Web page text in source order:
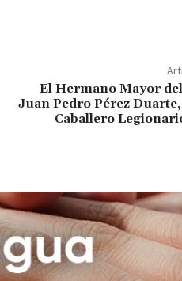
El Hermano Mayor
Juan Pedro Pérez
Caballero